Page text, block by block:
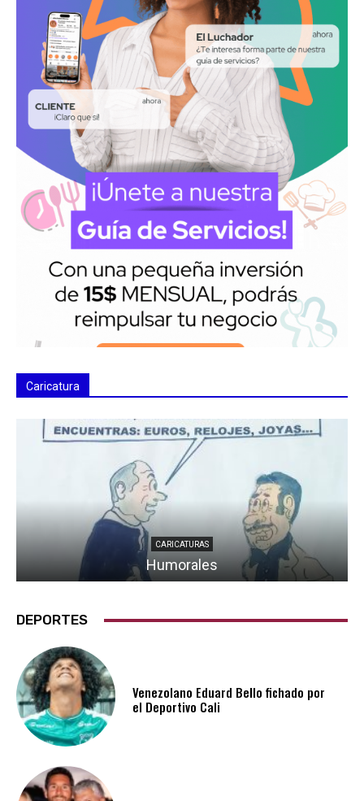
Caricatura
CARICATURAS
Humorales
DEPORTES
Venezolano Eduard Bello fichado por
el Deportivo Cali